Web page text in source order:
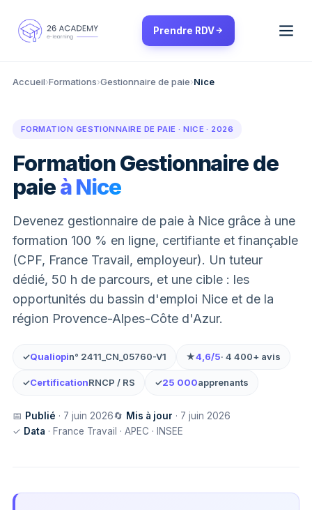
Prendre RDV
Accueil›Formations›Gestionnaire de paie›Nice
FORMATION GESTIONNAIRE DE PAIE · NICE · 2026
Formation Gestionnaire de
paieà Nice
Devenez gestionnaire de paie à Nice grâce à une
formation 100 % en ligne, certifiante et finançable
(CPF, France Travail, employeur). Un tuteur
dédié, 50 h de parcours, et une cible : les
opportunités du bassin d'emploi Nice et de la
région Provence-Alpes-Côte d'Azur.
✓Qualiopin° 2411_CN_05760-V1 ★4,6/5· 4 400+ avis
✓CertificationRNCP / RS ✓25 000apprenants
📅 Publié · 7 juin 2026🔄 Mis à jour · 7 juin 2026
✓ Data · France Travail · APEC · INSEE